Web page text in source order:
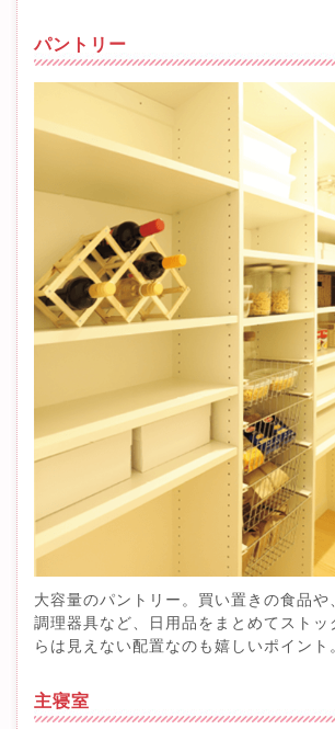
パントリー
大容量のパントリー。買い置きの食品や
調理器具など、日用品をまとめてストッ
らは見えない配置なのも嬉しいポイント。
主寝室